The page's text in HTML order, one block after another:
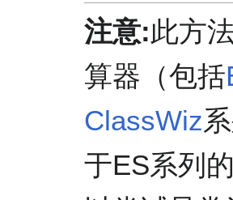
注意:此方
算器（包括
ClassWiz
于ES系列